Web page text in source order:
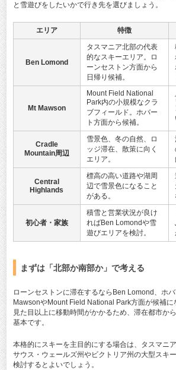
と雪遊びをしたいかで行き先を選びましょう。
エリア 特徴
Ben Lomond
タスマニア北部の代表
的なスキーエリア。ロ
ーンセストン方面から
日帰り候補。
Mt Mawson
Mount Field National
Park内の小規模なクラ
ブフィールド。ホバー
ト方面から候補。
Cradle
Mountain周辺
雪景色、冬の自然、ロ
ッジ滞在、散策に向く
エリア。
Central
Highlands
標高の高い道路や湖周
辺で雪景色になること
がある。
初心者・家族
積雪と営業状況が良け
ればBen Lomondや雪
遊びエリアを検討。
まずは「北部か南部か」で考える
ローンセストンに滞在するならBen Lomond、ホ
MawsonやMount Field National Park方面が候補に
見た目以上に移動時間がかかるため、滞在都市か
基本です。
本格的にスキーを主目的にする場合は、タスマニ
サウス・ウェールズ州やビクトリア州の大型スキ
検討するとよいでしょう。